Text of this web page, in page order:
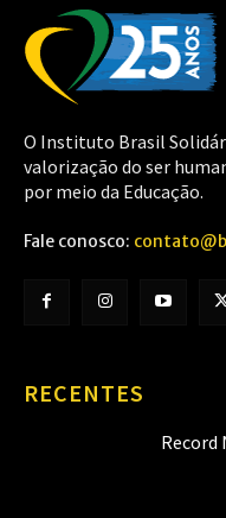
O Instituto Brasil
valorização do ser
por meio da Educação.
Fale conosco:
RECENTES
Record